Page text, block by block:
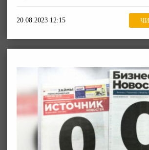
20.08.2023 12:15